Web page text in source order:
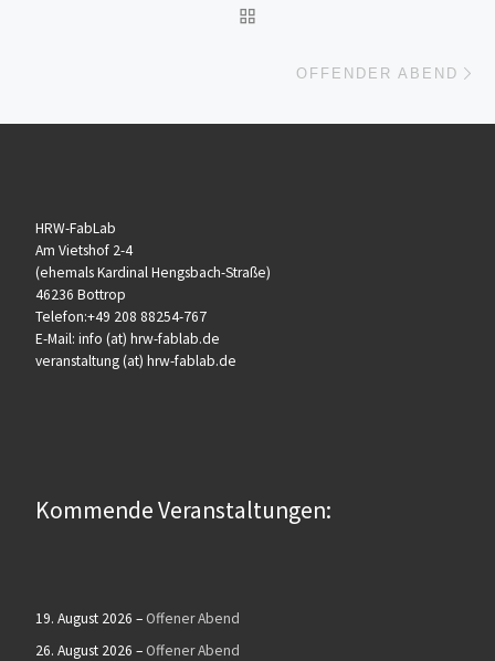
OFFENDER ABEND
HRW-FabLab
Am Vietshof 2-4
(ehemals Kardinal Hengsbach-Straße)
46236 Bottrop
Telefon:+49 208 88254-767
E-Mail: info (at) hrw-fablab.de
veranstaltung (at) hrw-fablab.de
Kommende Veranstaltungen:
19. August 2026 – Offener Abend
26. August 2026 – Offener Abend